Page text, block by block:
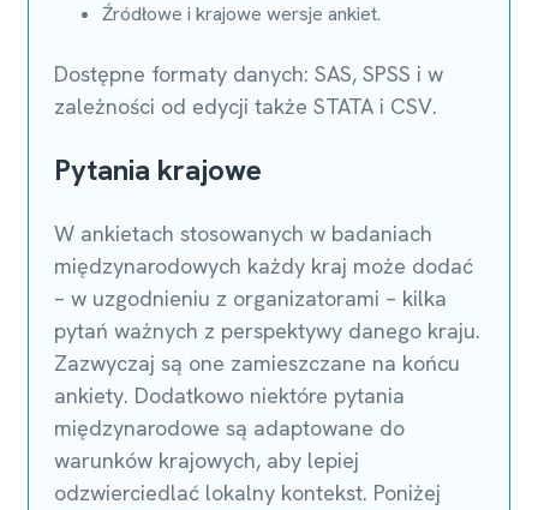
Źródłowe i krajowe wersje ankiet.
Dostępne formaty danych: SAS, SPSS i w
zależności od edycji także STATA i CSV.
Pytania krajowe
W ankietach stosowanych w badaniach
międzynarodowych każdy kraj może dodać
– w uzgodnieniu z organizatorami – kilka
pytań ważnych z perspektywy danego kraju.
Zazwyczaj są one zamieszczane na końcu
ankiety. Dodatkowo niektóre pytania
międzynarodowe są adaptowane do
warunków krajowych, aby lepiej
odzwierciedlać lokalny kontekst. Poniżej